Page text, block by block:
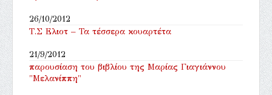
26/10/2012
Τ.Σ Ελιοτ – Τα τέσσερα κουαρτέτα
21/9/2012
παρουσίαση του βιβλίου της Μαρίας Γιαγιάννου
"Μελανίππη"